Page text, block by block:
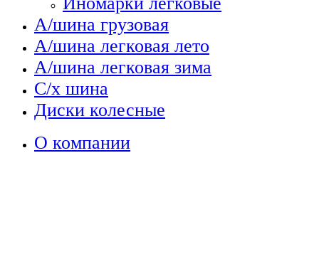
А/шина грузовая
А/шина легковая лето
А/шина легковая зима
С/х шина
Диски колесные
О компании